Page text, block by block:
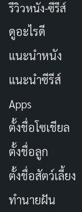
ทรงจำเกี่ยวกับภ
ส่วนโฉเบก็กำลัง
เขาได้มากำลัง
ไม่ลื่นไหลเท่าที่ค
รุนแรงของฉากต่
ตัวเองไปอย่าง
อมตะเริ่มปรากฏ
กาบิมารุจะจัดกา
รีวิวหนัง-ซีรีส์
ดูอะไรดี
แนะนำหนัง
แนะนำซีรีส์
Apps
ตั้งชื่อโซเชียล
ตั้งชื่อลูก
ตั้งชื่อสัตว์เลี้ยง
ทำนายฝัน